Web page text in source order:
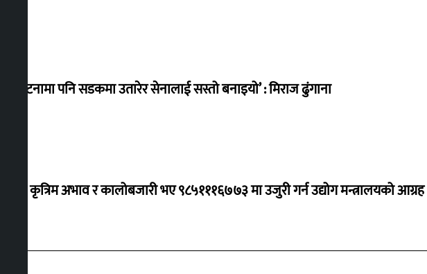
‘सानो घटनामा पनि सडकमा उतारेर सेनालाई सस्तो बनाइयो’ : मिराज ढुंगाना
ग्यासको कृत्रिम अभाव र कालोबजारी भए ९८५१११६७७३ मा उजुरी गर्न उद्योग मन्त्रालयको आग्रह